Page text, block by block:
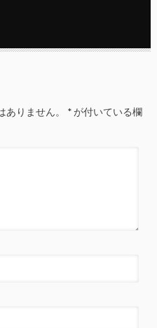
りません。 *が付いている欄